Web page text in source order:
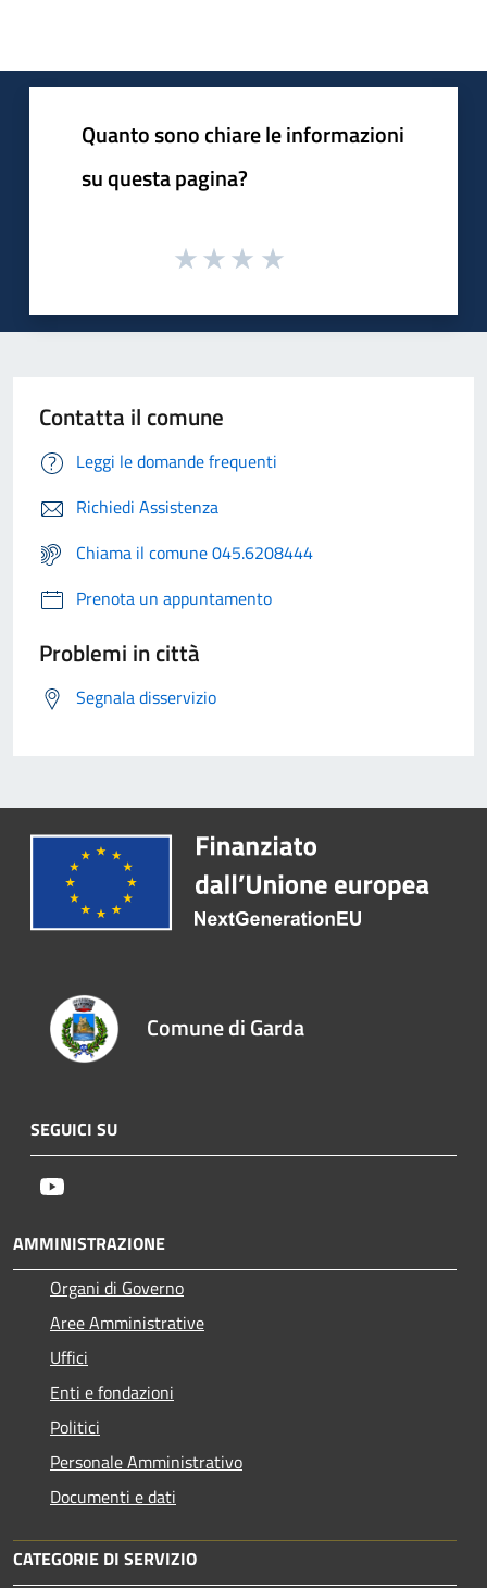
Quanto sono chiare le informazioni
su questa pagina?
Contatta il comune
Leggi le domande frequenti
Richiedi Assistenza
Chiama il comune 045.6208444
Prenota un appuntamento
Problemi in città
Segnala disservizio
Comune di Garda
SEGUICI SU
AMMINISTRAZIONE
Organi di Governo
Aree Amministrative
Uffici
Enti e fondazioni
Politici
Personale Amministrativo
Documenti e dati
CATEGORIE DI SERVIZIO